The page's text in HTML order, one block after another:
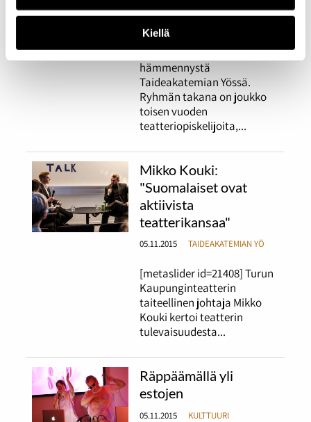
Kiellä
UUTISET
Klovniryhmä Rednose
Scandal aiheuttaa
hämmennystä
Taideakatemian Yössä.
Ryhmän takana on joukko
toisen vuoden
teatteriopiskelijoita,...
Mikko Kouki:
"Suomalaiset ovat
aktiivista
teatterikansaa"
05.11.2015 TAIDEAKATEMIAN YÖ
[metaslider id=21408] Turun
Kaupunginteatterin
taiteellinen johtaja Mikko
Kouki kertoi teatterin
tulevaisuudesta...
Räppäämällä yli
estojen
05.11.2015
KULTTUURI